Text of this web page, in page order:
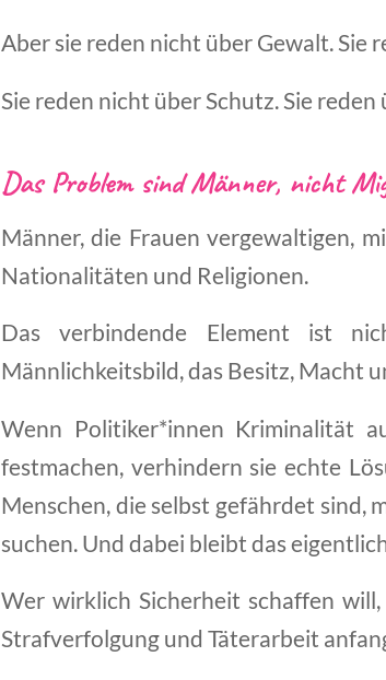
Aber sie reden nicht über Gewalt. Sie
Sie reden nicht über Schutz. Sie
Das Problem sind Männer, nicht
Männer, die Frauen vergewaltigen,
Nationalitäten und Religionen.
Das verbindende Element ist
Männlichkeitsbild, das Besitz, Macht
Wenn Politiker*innen Kriminalität
festmachen, verhindern sie echte
Menschen, die selbst gefährdet sind,
suchen. Und dabei bleibt das
Wer wirklich Sicherheit schaffen
Strafverfolgung und Täterarbeit